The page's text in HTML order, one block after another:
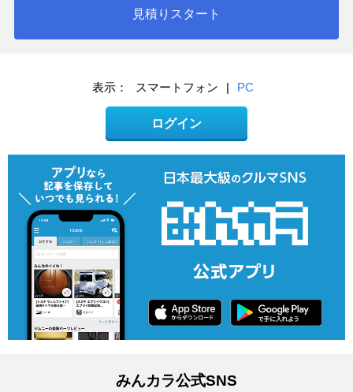
見積りスタート
表示： スマートフォン | PC
ログイン
みんカラ公式SNS